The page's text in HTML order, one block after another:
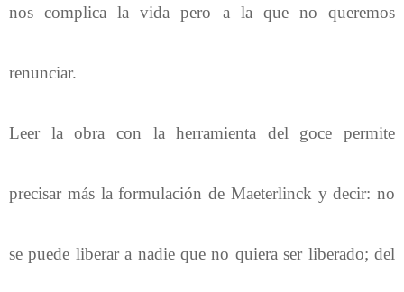
nos complica la vida pero a la que no queremos
renunciar.
Leer la obra con la herramienta del goce permite
precisar más la formulación de Maeterlinck y decir: no
se puede liberar a nadie que no quiera ser liberado; del